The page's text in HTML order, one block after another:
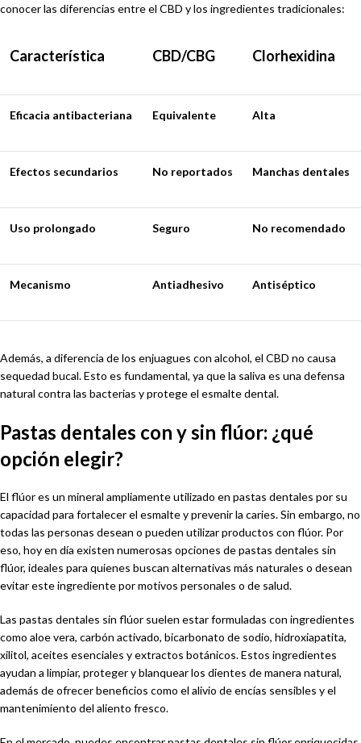
conocer las diferencias entre el CBD y los ingredientes tradicionales:
Característica CBD/CBG Clorhexidina
Eficacia antibacteriana Equivalente Alta
Efectos secundarios No reportados Manchas dentales
Uso prolongado Seguro No recomendado
Mecanismo Antiadhesivo Antiséptico
Además, a diferencia de los enjuagues con alcohol, el CBD no causa
sequedad bucal. Esto es fundamental, ya que la saliva es una defensa
natural contra las bacterias y protege el esmalte dental.
Pastas dentales con y sin flúor: ¿qué
opción elegir?
El flúor es un mineral ampliamente utilizado en pastas dentales por su
capacidad para fortalecer el esmalte y prevenir la caries. Sin embargo, no
todas las personas desean o pueden utilizar productos con flúor. Por
eso, hoy en día existen numerosas opciones de pastas dentales sin
flúor, ideales para quienes buscan alternativas más naturales o desean
evitar este ingrediente por motivos personales o de salud.
Las pastas dentales sin flúor suelen estar formuladas con ingredientes
como aloe vera, carbón activado, bicarbonato de sodio, hidroxiapatita,
xilitol, aceites esenciales y extractos botánicos. Estos ingredientes
ayudan a limpiar, proteger y blanquear los dientes de manera natural,
además de ofrecer beneficios como el alivio de encías sensibles y el
mantenimiento del aliento fresco.